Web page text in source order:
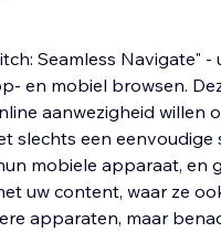
Seamless
en mobiel browsen.
aanwezigheid willen
slechts een
mobiele apparaat, en
uw content, waar ze
apparaten, maar